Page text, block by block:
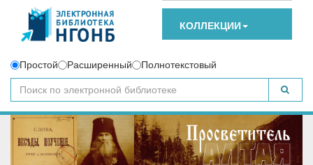
КОЛЛЕКЦИИ
Простой Расширенный Полнотекстовый